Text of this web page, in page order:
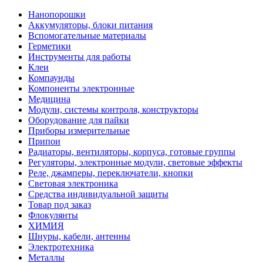
Нанопорошки
Аккумуляторы, блоки питания
Вспомогательные материалы
Герметики
Инструменты для работы
Клеи
Компаунды
Компоненты электронные
Медицина
Модули, системы контроля, конструкторы
Оборудование для пайки
Приборы измерительные
Припои
Радиаторы, вентиляторы, корпуса, готовые группы
Регуляторы, электронные модули, световые эффекты
Реле, джамперы, переключатели, кнопки
Световая электроника
Средства индивидуальной защиты
Товар под заказ
Флокулянты
ХИМИЯ
Шнуры, кабели, антенны
Электротехника
Металлы